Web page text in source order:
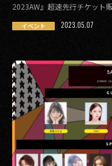
2023AW』超速先行チケット
イベント 2023.05.07